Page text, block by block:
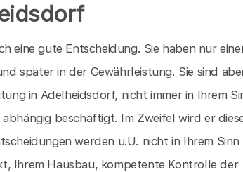
eine gute Entscheidung. Sie haben nur
später in der Gewährleistung. Sie sind
in Adelheidsdorf, nicht immer in Ihrem
beschäftigt. Im Zweifel wird er
werden u.U. nicht in Ihrem Sinn
Ihrem Hausbau, kompetente Kontrolle der